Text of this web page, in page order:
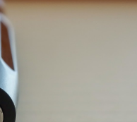
certains, souvent
le Drehgriffel en 2020.
par Red Dot pour son
frères Stürken et leurs
son inspiration dans les